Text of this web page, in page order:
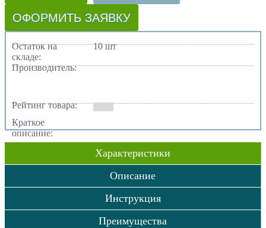
ОФОРМИТЬ ЗАЯВКУ
Остаток на
складе:
10 шт
Производитель:
Рейтинг товара:
Краткое
описание:
Характеристики
Описание
Инструкция
Преимущества